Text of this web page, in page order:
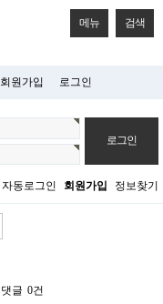
메뉴 검색
회원가입 로그인
자동로그인 회원가입 정보찾기
댓글 0건